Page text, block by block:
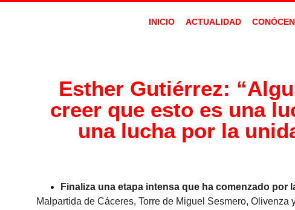
INICIO ACTUALIDAD
Esther Gutiérrez:
creer que esto es una
una lucha por la
Finaliza una etapa intensa que ha comenzado por
Malpartida de Cáceres, Torre de Miguel Sesmero,